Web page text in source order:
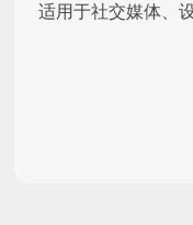
适用于社交媒体、